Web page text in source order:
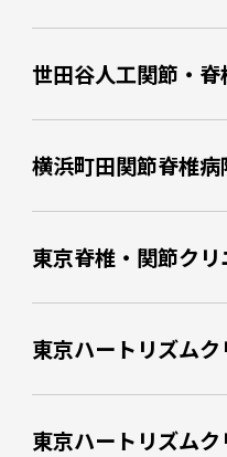
世田谷人工関節・
横浜町田関節脊椎病
東京脊椎・関節ク
東京ハートリズム
東京ハートリズム